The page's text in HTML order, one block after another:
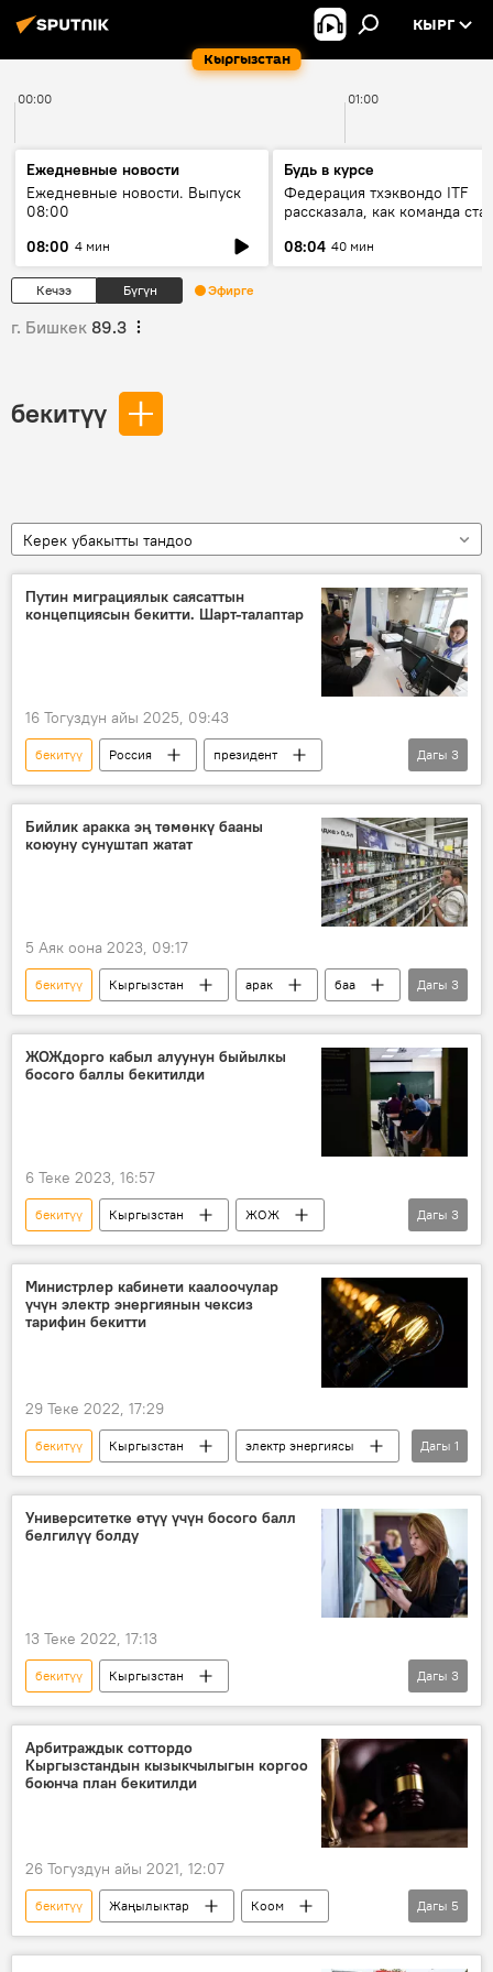
Кыргызстан
КЫРГ
00:00 01:00
Ежедневные новости
Ежедневные новости. Выпуск
08:00
08:00 4 мин
Будь в курсе
Федерация тхэквондо ITF
рассказала, как команда
08:04 40 мин
Кечээ Бүгүн Эфирге
г. Бишкек 89.3
бекитүү
Керек убакытты тандоо
Путин миграциялык саясаттын
концепциясын бекитти. Шарт-талаптар
16 Тогуздун айы 2025, 09:43
бекитүү Россия
президент
Владимир Путин
мигранттар
концепция
Дагы 3
Бийлик аракка эң төмөнкү бааны
коюуну сунуштап жатат
5 Аяк оона 2023, 09:17
бекитүү Кыргызстан арак
баа
контрафакт
ден соолук
коркунучтар
Дагы 3
ЖОЖдорго кабыл алуунун быйылкы
босого баллы бекитилди
6 Теке 2023, 16:57
бекитүү Кыргызстан
ЖОЖ
босого
балл кабыл алуу
Дагы 3
Министрлер кабинети каалоочулар
үчүн электр энергиянын чексиз
тарифин бекитти
29 Теке 2022, 17:29
бекитүү Кыргызстан
электр энергиясы
тариф
Дагы 1
Университетке өтүү үчүн босого балл
белгилүү болду
13 Теке 2022, 17:13
бекитүү
Кыргызстан
Жогорку окуу жайы
билим берүү
босого
Дагы 3
Арбитраждык соттордо
Кыргызстандын кызыкчылыгын коргоо
боюнча план бекитилди
26 Тогуздун айы 2021, 12:07
бекитүү Жаңылыктар
Коом
Кыргызстан
Эл аралык арбитраждык сот
Дагы 5